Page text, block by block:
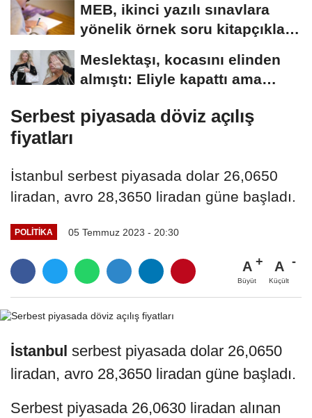
MEB, ikinci yazılı sınavlara
yönelik örnek soru kitapçıkları
Meslektaşı, kocasını elinden
almıştı: Eliyle kapattı ama
Serbest piyasada döviz açılış
fiyatları
İstanbul serbest piyasada dolar 26,0650
liradan, avro 28,3650 liradan güne başladı.
POLITIKA 05 Temmuz 2023 - 20:30
A
Büyüt
A
Küçült
İstanbul serbest piyasada dolar 26,0650
liradan, avro 28,3650 liradan güne başladı.
Serbest piyasada 26,0630 liradan alınan